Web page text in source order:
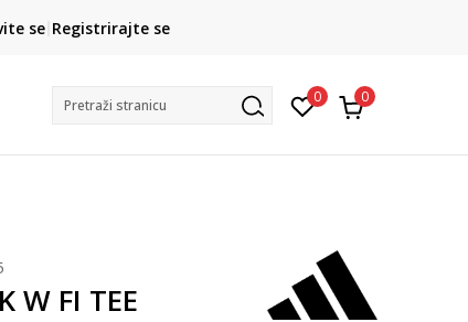
CLICK& COLLECT
besplatno preuzimanje u trgovini
se Registrirajte se
Pretraži stranicu 0 0
W FI TEE